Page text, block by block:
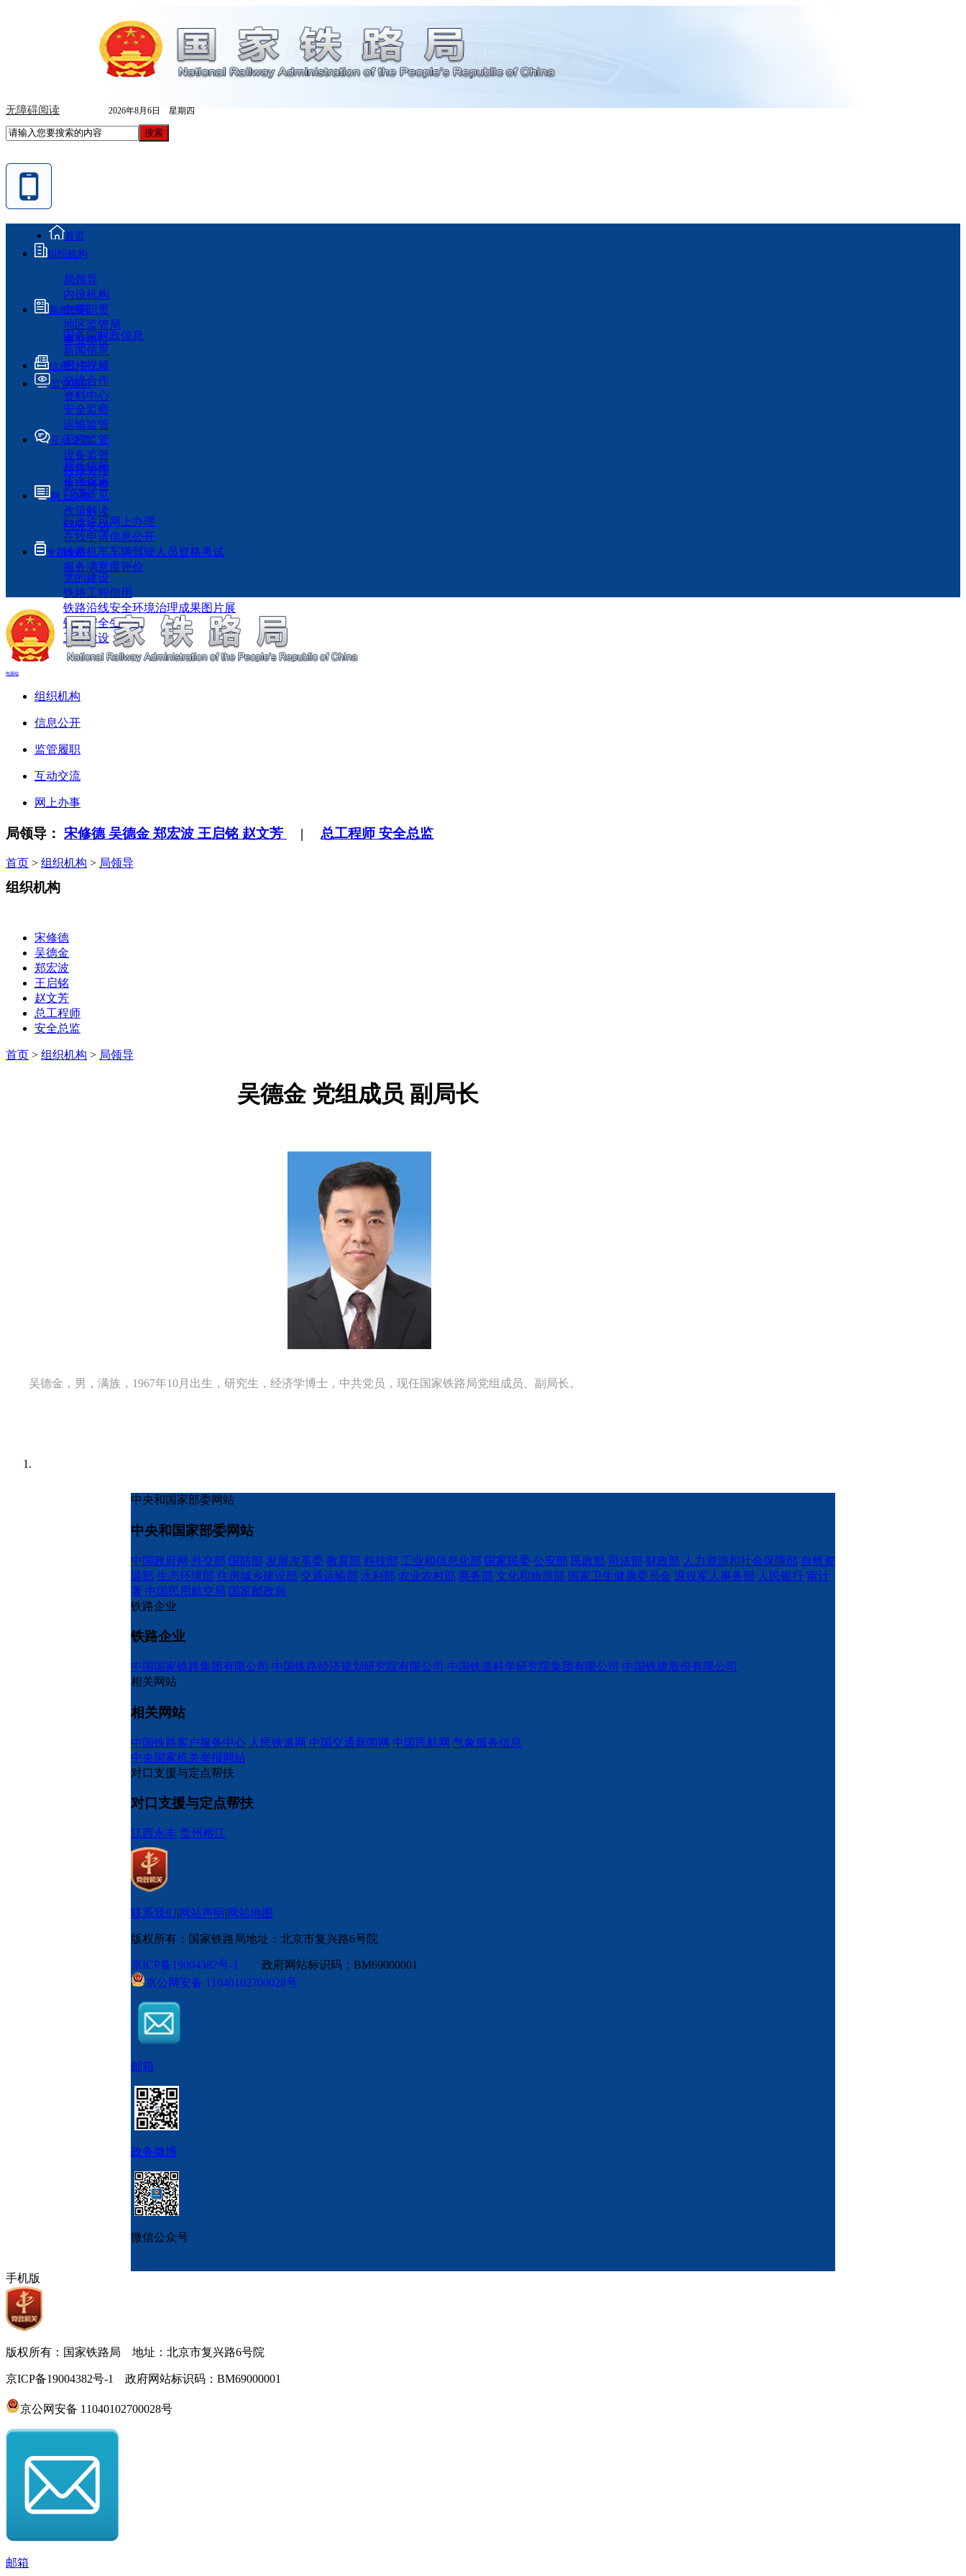
无障碍阅读 2026年8月6日 星期四
首页
组织机构
局领导
内设机构
主要职责
地区监管局
事业单位
新闻资讯
国务院时政信息
新闻信息
图片视频
交流合作
资料中心
信息公开
监管履职
安全监察
运输监管
工程监管
设备监管
科技管理
执法检查
互动交流
局长信箱
咨询投诉
征求意见
政策解读
回应关切
网上办事
行政许可网上办理
在线申请信息公开
铁路机车车辆驾驶人员资格考试
服务满意度评价
专题专栏
党的建设
铁路工程信用
铁路沿线安全环境治理成果图片展
铁路安全生产月
工程建设
电脑端
组织机构
信息公开
监管履职
互动交流
网上办事
局领导： 宋修德吴德金 郑宏波 王启铭 赵文芳 | 总工程师 安全总监
首页 > 组织机构 > 局领导
组织机构
宋修德
吴德金
郑宏波
王启铭
赵文芳
总工程师
安全总监
首页 > 组织机构 > 局领导
吴德金 党组成员 副局长
吴德金，男，满族，1967年10月出生，研究生，经济学博士，中共党员，现任国家铁路局党组成员、副局长。
中央和国家部委网站
中央和国家部委网站
中国政府网 外交部 国防部 发展改革委 教育部 科技部 工业和信息化部 国家民委 公安部 民政部 司法部 财政部 人力资源和社会保障部 自然资
源部 生态环境部 住房城乡建设部 交通运输部 水利部 农业农村部 商务部 文化和旅游部 国家卫生健康委员会 退役军人事务部 人民银行 审计
署 中国民用航空局 国家邮政局
铁路企业
铁路企业
中国国家铁路集团有限公司 中国铁路经济规划研究院有限公司 中国铁道科学研究院集团有限公司 中国铁建股份有限公司
相关网站
相关网站
中国铁路客户服务中心 人民铁道网 中国交通新闻网 中国民航网 气象服务信息
中央国家机关举报网站
对口支援与定点帮扶
对口支援与定点帮扶
江西永丰 贵州榕江
联系我们|网站声明|网站地图
版权所有：国家铁路局地址：北京市复兴路6号院
京ICP备19004382号-1
政府网站标识码：BM69000001
京公网安备 11040102700028号
邮箱
政务微博
微信公众号
手机版
版权所有：国家铁路局 地址：北京市复兴路6号院
京ICP备19004382号-1 政府网站标识码：BM69000001
京公网安备 11040102700028号
邮箱